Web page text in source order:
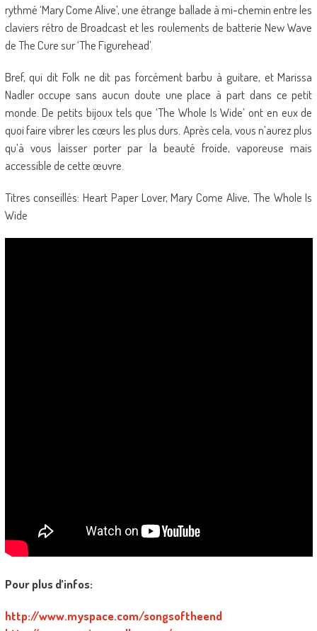
rythmé ‘Mary Come Alive’, une étrange ballade à mi-chemin entre les
claviers rétro de Broadcast et les roulements de batterie New Wave
de The Cure sur ‘The Figurehead’.
Bref, qui dit Folk ne dit pas forcément barbu à guitare, et Marissa
Nadler occupe sans aucun doute une place à part dans ce petit
monde. De petits bijoux tels que ‘The Whole Is Wide’ ont en eux de
quoi faire vibrer les cœurs les plus durs. Après cela, vous n’aurez plus
qu’à vous laisser porter par la beauté froide, vaporeuse mais
accessible de cette œuvre.
Titres conseillés: Heart Paper Lover, Mary Come Alive, The Whole Is
Wide
Pour plus d’infos:
http://www.myspace.com/songsoftheend